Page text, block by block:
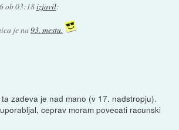
ob 03:18izjavil:
je na93. mestu.
zadeva je nad mano (v 17. nadstropju).
ceprav moram povecati racunski